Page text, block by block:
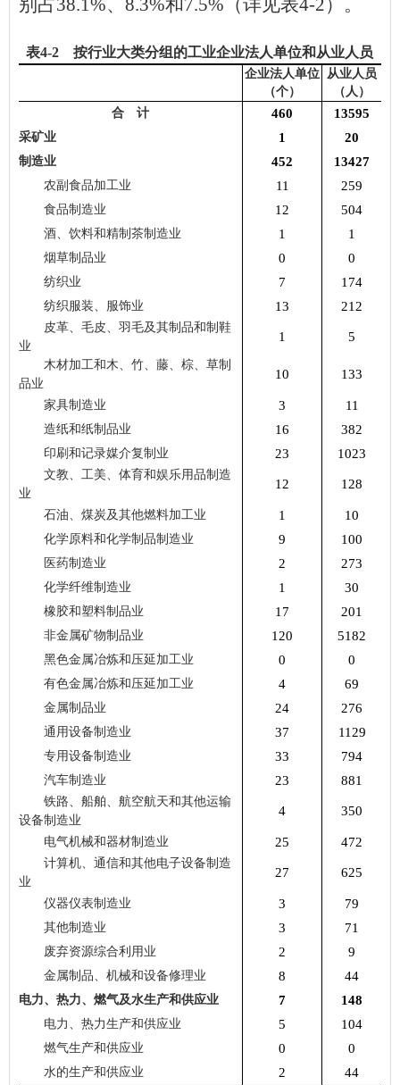
别占38.1%、 8.3%和7.5% （详见表4-2 ）。
表4-2 按行业大类分组的工业企业法人单位和从业人员
企业法人单位
（个）
从业人员
（人）
合 计
460 13595
采矿业 1 20
制造业 452 13427
农副食品加工业 11 259
食品制造业 12 504
酒、饮料和精制茶制造业 1 1
烟草制品业 0 0
纺织业 7 174
纺织服装、服饰业 13 212
皮革、毛皮、羽毛及其制品和制鞋
业
1 5
木材加工和木、竹、藤、棕、草制
品业
10 133
家具制造业 3 11
造纸和纸制品业 16 382
印刷和记录媒介复制业 23 1023
文教、工美、体育和娱乐用品制造
业
12 128
石油、煤炭及其他燃料加工业 1 10
化学原料和化学制品制造业 9 100
医药制造业 2 273
化学纤维制造业 1 30
橡胶和塑料制品业 17 201
非金属矿物制品业 120 5182
黑色金属冶炼和压延加工业 0 0
有色金属冶炼和压延加工业 4 69
金属制品业 24 276
通用设备制造业 37 1129
专用设备制造业 33 794
汽车制造业 23 881
铁路、船舶、航空航天和其他运输
设备制造业
4 350
电气机械和器材制造业 25 472
计算机、通信和其他电子设备制造
业
27 625
仪器仪表制造业 3 79
其他制造业 3 71
废弃资源综合利用业 2 9
金属制品、机械和设备修理业 8 44
电力、热力、燃气及水生产和供应业 7 148
电力、热力生产和供应业 5 104
燃气生产和供应业 0 0
水的生产和供应业 2 44